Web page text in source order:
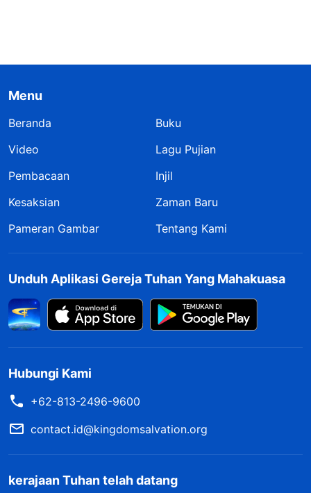
Menu
Beranda
Buku
Video
Lagu Pujian
Pembacaan
Injil
Kesaksian
Zaman Baru
Pameran Gambar
Tentang Kami
Unduh Aplikasi Gereja Tuhan Yang Mahakuasa
Hubungi Kami
+62-813-2496-9600
contact.id@kingdomsalvation.org
kerajaan Tuhan telah datang